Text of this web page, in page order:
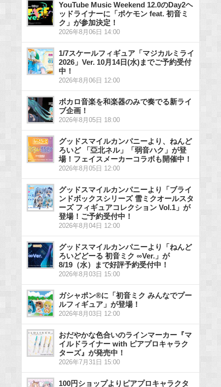
YouTube Music Weekend 12.0のDay2ヘ
ッドライナーに「ポケモン feat. 初音ミ
ク」が参加決定！
2026年8月06日 14:00
1/7スケールフィギュア「マジカルミライ
2026」Ver. 10月14日(水)までご予約受付
中！
2026年8月06日 12:00
ボカロ音楽を和楽器のみで奏でる新ライ
ブ企画！
2026年8月05日 18:00
グッドスマイルカンパニーより、ねんど
ろいど 「亞北ネル」「弱音ハク」が登
場！フェイスメーカーコラボも開催中！
2026年8月05日 12:00
グッドスマイルカンパニーより「ブライ
ンドボックスシリーズ 雪ミクオールスタ
ーズ フィギュアコレクション Vol.1」が
登場！ご予約受付中！
2026年8月04日 12:00
グッドスマイルカンパニーより「ねんど
ろいどどーる 初音ミク ∞Ver.」が
8/19（水）まで好評予約受付中！
2026年8月03日 15:00
ガシャポン®に「初音ミク みんなでプー
ルフィギュア」が登場！
2026年8月03日 12:00
おだやかな色合いのラインマーカー『マ
イルドライナー with ピアプロキャラク
ターズ』が発売中！
2026年7月31日 15:00
100円ショップよりピアプロキャラクタ